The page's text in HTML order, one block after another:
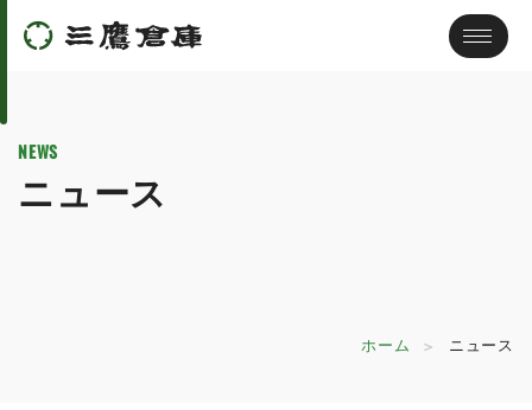
NEWS
ニュース
ホーム ニュース